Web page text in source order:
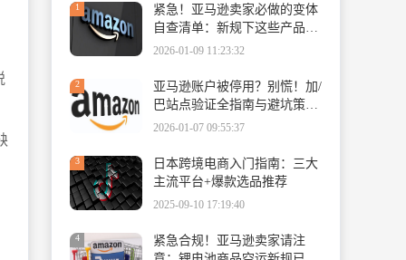
1
紧急！亚马逊卖家必做的变体
自查清单：新规下这些产品必
须拆分
2026-01-09 11:23:32
2
亚马逊账户被停用？别慌！加/
巴站点验证全指南与避坑策
略。
2026-01-07 09:55:37
3
日本跨境电商入门指南：三大
主流平台+爆款选品推荐
2025-09-10 17:19:40
4
紧急合规！亚马逊卖家请注